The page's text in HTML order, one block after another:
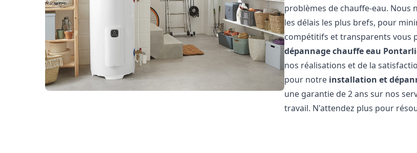
problèmes de chauffe-eau. Nous
les délais les plus brefs, pour
compétitifs et transparents vous
dépannage chauffe eau
nos réalisations et de la
pour notre installation et
une garantie de 2 ans sur nos
travail. N'attendez plus pour